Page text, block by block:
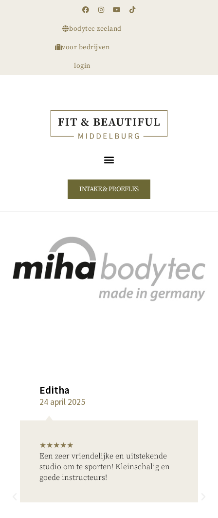
bodytec zeeland
voor bedrijven
login
INTAKE & PROEFLES
★★★★★
Een zeer vriendelijke en uitstekende
studio om te sporten! Kleinschalig en
goede instructeurs!
Editha
24 april 2025